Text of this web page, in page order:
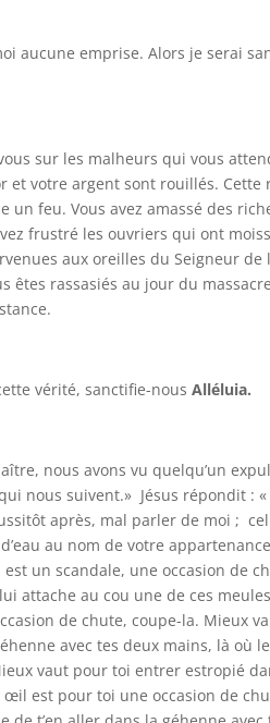
aucune emprise. Alors je serai
sur les malheurs qui vous
et votre argent sont rouillés. Cette
feu. Vous avez amassé des
frustré les ouvriers qui ont
aux oreilles du Seigneur de
rassasiés au jour du
vérité, sanctifie-nousAlléluia.
nous avons vu quelqu’un
nous suivent.» Jésus répondit : «
après, mal parler de moi ;
au nom de votre
un scandale, une occasion de
attache au cou une de ces
de chute, coupe-la. Mieux
avec tes deux mains, là où
vaut pour toi entrer estropié
est pour toi une occasion de